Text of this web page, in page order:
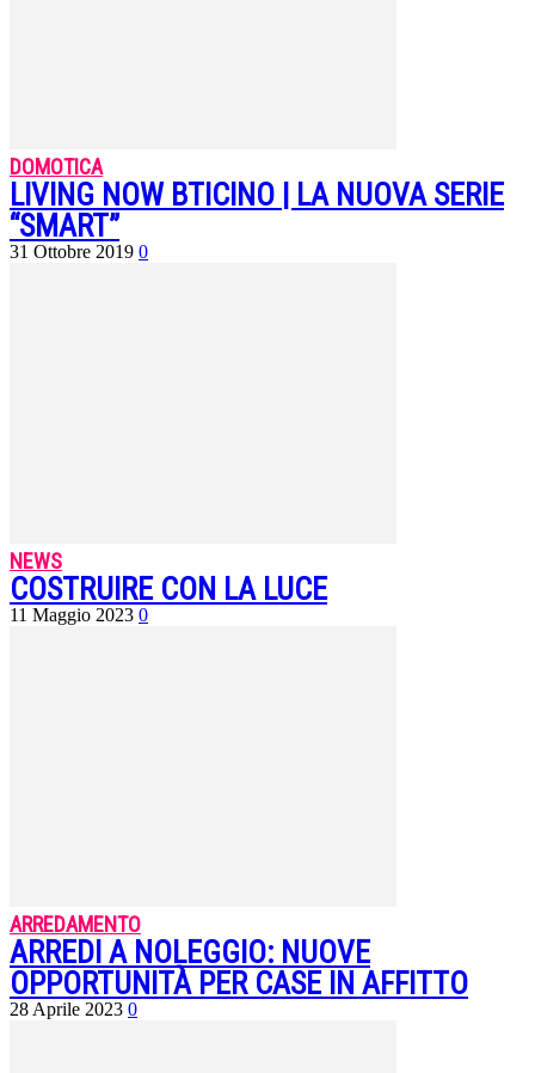
DOMOTICA
LIVING NOW BTICINO | LA NUOVA SERIE
“SMART”
31 Ottobre 2019 0
NEWS
COSTRUIRE CON LA LUCE
11 Maggio 2023 0
ARREDAMENTO
ARREDI A NOLEGGIO: NUOVE
OPPORTUNITÀ PER CASE IN AFFITTO
28 Aprile 2023 0